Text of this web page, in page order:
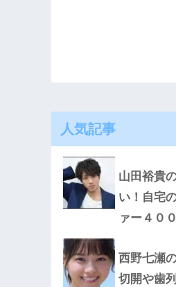
人気記事
山田裕貴
い！自宅
ァー４０
西野七瀬
切開や歯